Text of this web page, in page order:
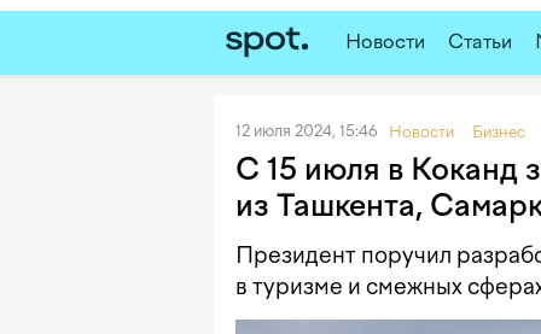
Новости Статьи
12 июля 2024, 15:46 Новости Бизнес
С 15 июля в Коканд
из Ташкента,
Президент поручил
в туризме и смежных